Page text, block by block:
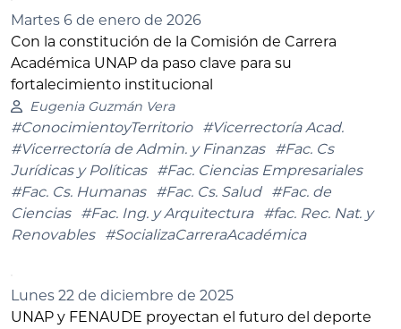
Martes 6 de enero de 2026
Con la constitución de la Comisión de Carrera
Académica UNAP da paso clave para su
fortalecimiento institucional
Eugenia Guzmán Vera
#ConocimientoyTerritorio
#Vicerrectoría Acad.
#Vicerrectoría de Admin. y Finanzas
#Fac. Cs
Jurídicas y Políticas
#Fac. Ciencias Empresariales
#Fac. Cs. Humanas
#Fac. Cs. Salud
#Fac. de
Ciencias
#Fac. Ing. y Arquitectura
#fac. Rec. Nat. y
Renovables
#SocializaCarreraAcadémica
Lunes 22 de diciembre de 2025
UNAP y FENAUDE proyectan el futuro del deporte